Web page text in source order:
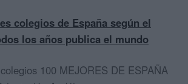
colegios de España según el
los años publica el mundo
100 MEJORES DE ESPAÑA